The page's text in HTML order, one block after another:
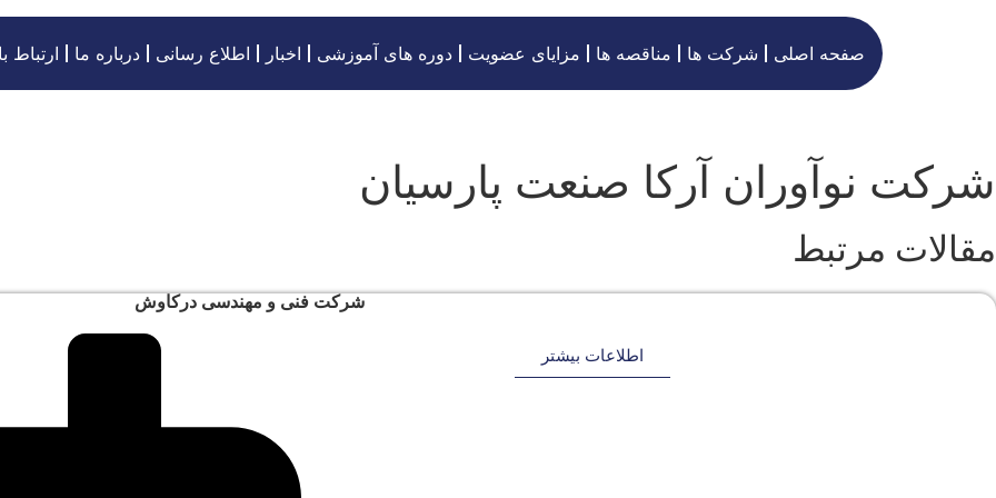
صفحه اصلی شرکت ها مناقصه ها مزایای عضویت دوره های آموزشی اخبار اطلاع رسانی درباره ما ارتباط
شرکت نوآوران آرکا صنعت پارسیان
مقالات مرتبط
شرکت فنی و مهندسی درکاوش
اطلاعات بیشتر